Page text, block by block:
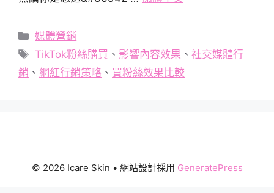
分
類
媒體營銷
標
籤
TikTok粉絲購買 、 影響內容效果 、社交媒體行
銷 、 網紅行銷策略 、 買粉絲效果比較
© 2026 Icare Skin • 網站設計採用 GeneratePress